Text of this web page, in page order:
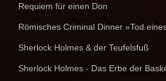
Requiem für einen Don
Römisches Criminal Dinner »Tod
Sherlock Holmes & der Teufelsfuß
Sherlock Holmes - Das Erbe der